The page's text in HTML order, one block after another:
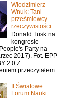
Włodzimierz
Wnuk: Tani
prześmiewcy
rzeczywistości
Donald Tusk na
kongresie
Party na
2017). Fot. EPP
2.0 Z
przeczytałem...
II Światowe
Forum Nauki